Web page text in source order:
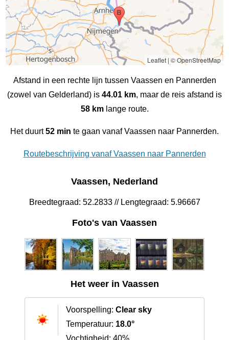
Leaflet| © OpenStreetMap
Afstand in een rechte lijn tussen Vaassen en Pannerden
(zowel van Gelderland) is 44.01 km, maar de reis afstand is
58 kmlange route.
Het duurt52 min te gaan vanaf Vaassen naar Pannerden.
Routebeschrijving vanaf Vaassen naar Pannerden
Vaassen, Nederland
Breedtegraad: 52.2833 // Lengtegraad: 5.96667
Foto's van Vaassen
Het weer in Vaassen
Voorspelling: Clear sky
Temperatuur: 18.0°